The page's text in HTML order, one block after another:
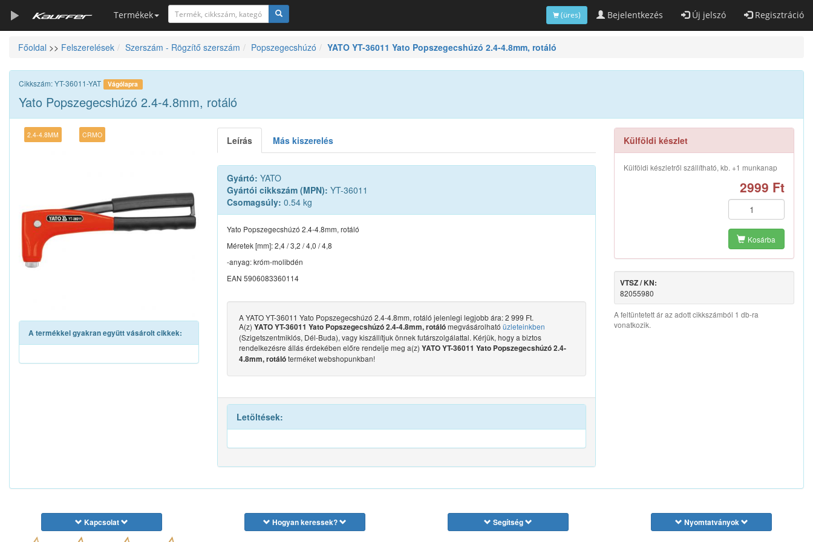
Termékek Bejelentkezés Új jelszó Regisztráció
(üres)
Szerszámkatalógus
Kosár
Alkatrészek
Főoldal >> Felszerelések Szerszám - Rögzítő szerszám Popszegecshúzó YATO YT-36011 Yato Popszegecshúzó 2.4-4.8mm, rotáló
Cikkszám: YT-36011-YAT Vágólapra
Yato Popszegecshúzó 2.4-4.8mm, rotáló
2.4-4.8MM CRMO
A termékkel gyakran együtt vásárolt cikkek:
Leírás Más kiszerelés
Gyártó: YATO
Gyártói cikkszám (MPN): YT-36011
Csomagsúly: 0.54 kg
Yato Popszegecshúzó 2.4-4.8mm, rotáló
Méretek [mm]: 2,4 / 3,2 / 4,0 / 4,8
-anyag: króm-molibdén
EAN 5906083360114
A YATO YT-36011 Yato Popszegecshúzó 2.4-4.8mm, rotáló jelenlegi legjobb ára: 2 999 Ft.
A(z) YATO YT-36011 Yato Popszegecshúzó 2.4-4.8mm, rotálómegvásárolható üzleteinkben
(Szigetszentmiklós, Dél-Buda), vagy kiszállítjuk önnek futárszolgálattal. Kérjük, hogy a biztos
rendelkezésre állás érdekében előre rendelje meg a(z) YATO YT-36011 Yato Popszegecshúzó 2.4-
4.8mm, rotálóterméket webshopunkban!
Letöltések:
Külföldi készlet
Külföldi készletről szállítható, kb. +1 munkanap
2999 Ft
Kosárba
VTSZ / KN:
82055980
A feltüntetett ár az adott cikkszámból 1 db-ra
vonatkozik.
Kapcsolat Hogyan keressek? Segítség Nyomtatványok